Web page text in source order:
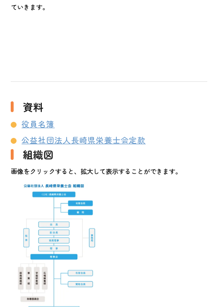
ていきます。
資料
役員名簿
公益社団法人長崎県栄養士会定款
組織図
画像をクリックすると、拡大して表示することができます。